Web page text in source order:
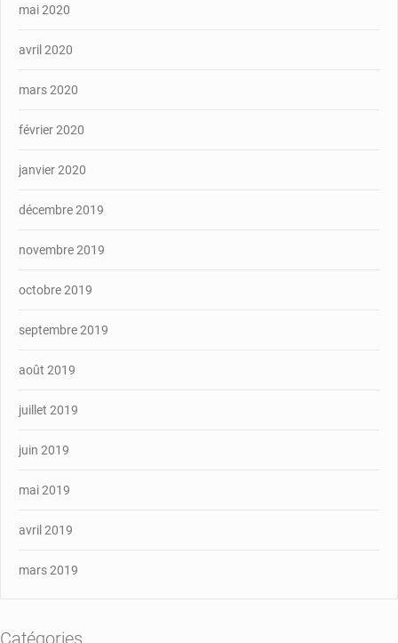
mai 2020
avril 2020
mars 2020
février 2020
janvier 2020
décembre 2019
novembre 2019
octobre 2019
septembre 2019
août 2019
juillet 2019
juin 2019
mai 2019
avril 2019
mars 2019
Catégories